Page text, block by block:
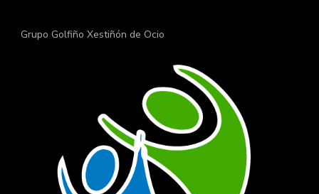
Grupo Golfiño Xestiñón de Ocio